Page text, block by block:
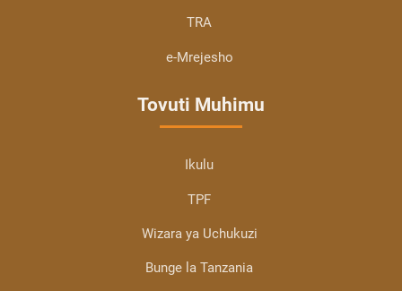
TRA
e-Mrejesho
Tovuti Muhimu
Ikulu
TPF
Wizara ya Uchukuzi
Bunge la Tanzania